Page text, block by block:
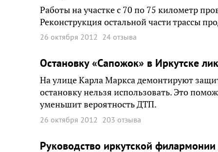
Работы на участке с 70 по 75 километр
Реконструкция остальной части трассы
26 октября 2012 24 отзыва
Остановку «Сапожок» в Иркутске
На улице Карла Маркса демонтируют
остановку нельзя использовать. Это
уменьшит вероятность ДТП.
26 октября 2012 203 отзыва
Руководство иркутской